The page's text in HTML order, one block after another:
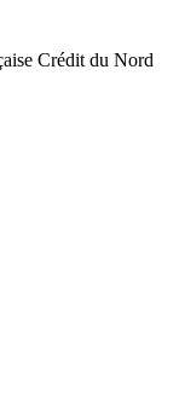
Crédit du Nord